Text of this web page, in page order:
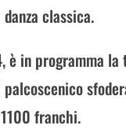
classica.
è in programma
franchi.